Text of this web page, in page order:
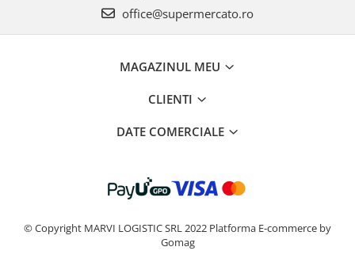
office@supermercato.ro
MAGAZINUL MEU
CLIENTI
DATE COMERCIALE
© Copyright MARVI LOGISTIC SRL 2022 Platforma E-commerce by
Gomag